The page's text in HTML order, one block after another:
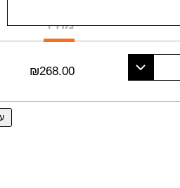
מחיר
₪268.00